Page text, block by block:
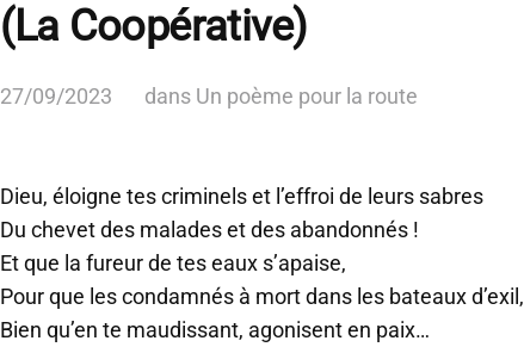
(La Coopérative)
27/09/2023 dans Un poème pour la route
Dieu, éloigne tes criminels et l’effroi de leurs sabres
Du chevet des malades et des abandonnés !
Et que la fureur de tes eaux s’apaise,
Pour que les condamnés à mort dans les bateaux d’exil,
Bien qu’en te maudissant, agonisent en paix…